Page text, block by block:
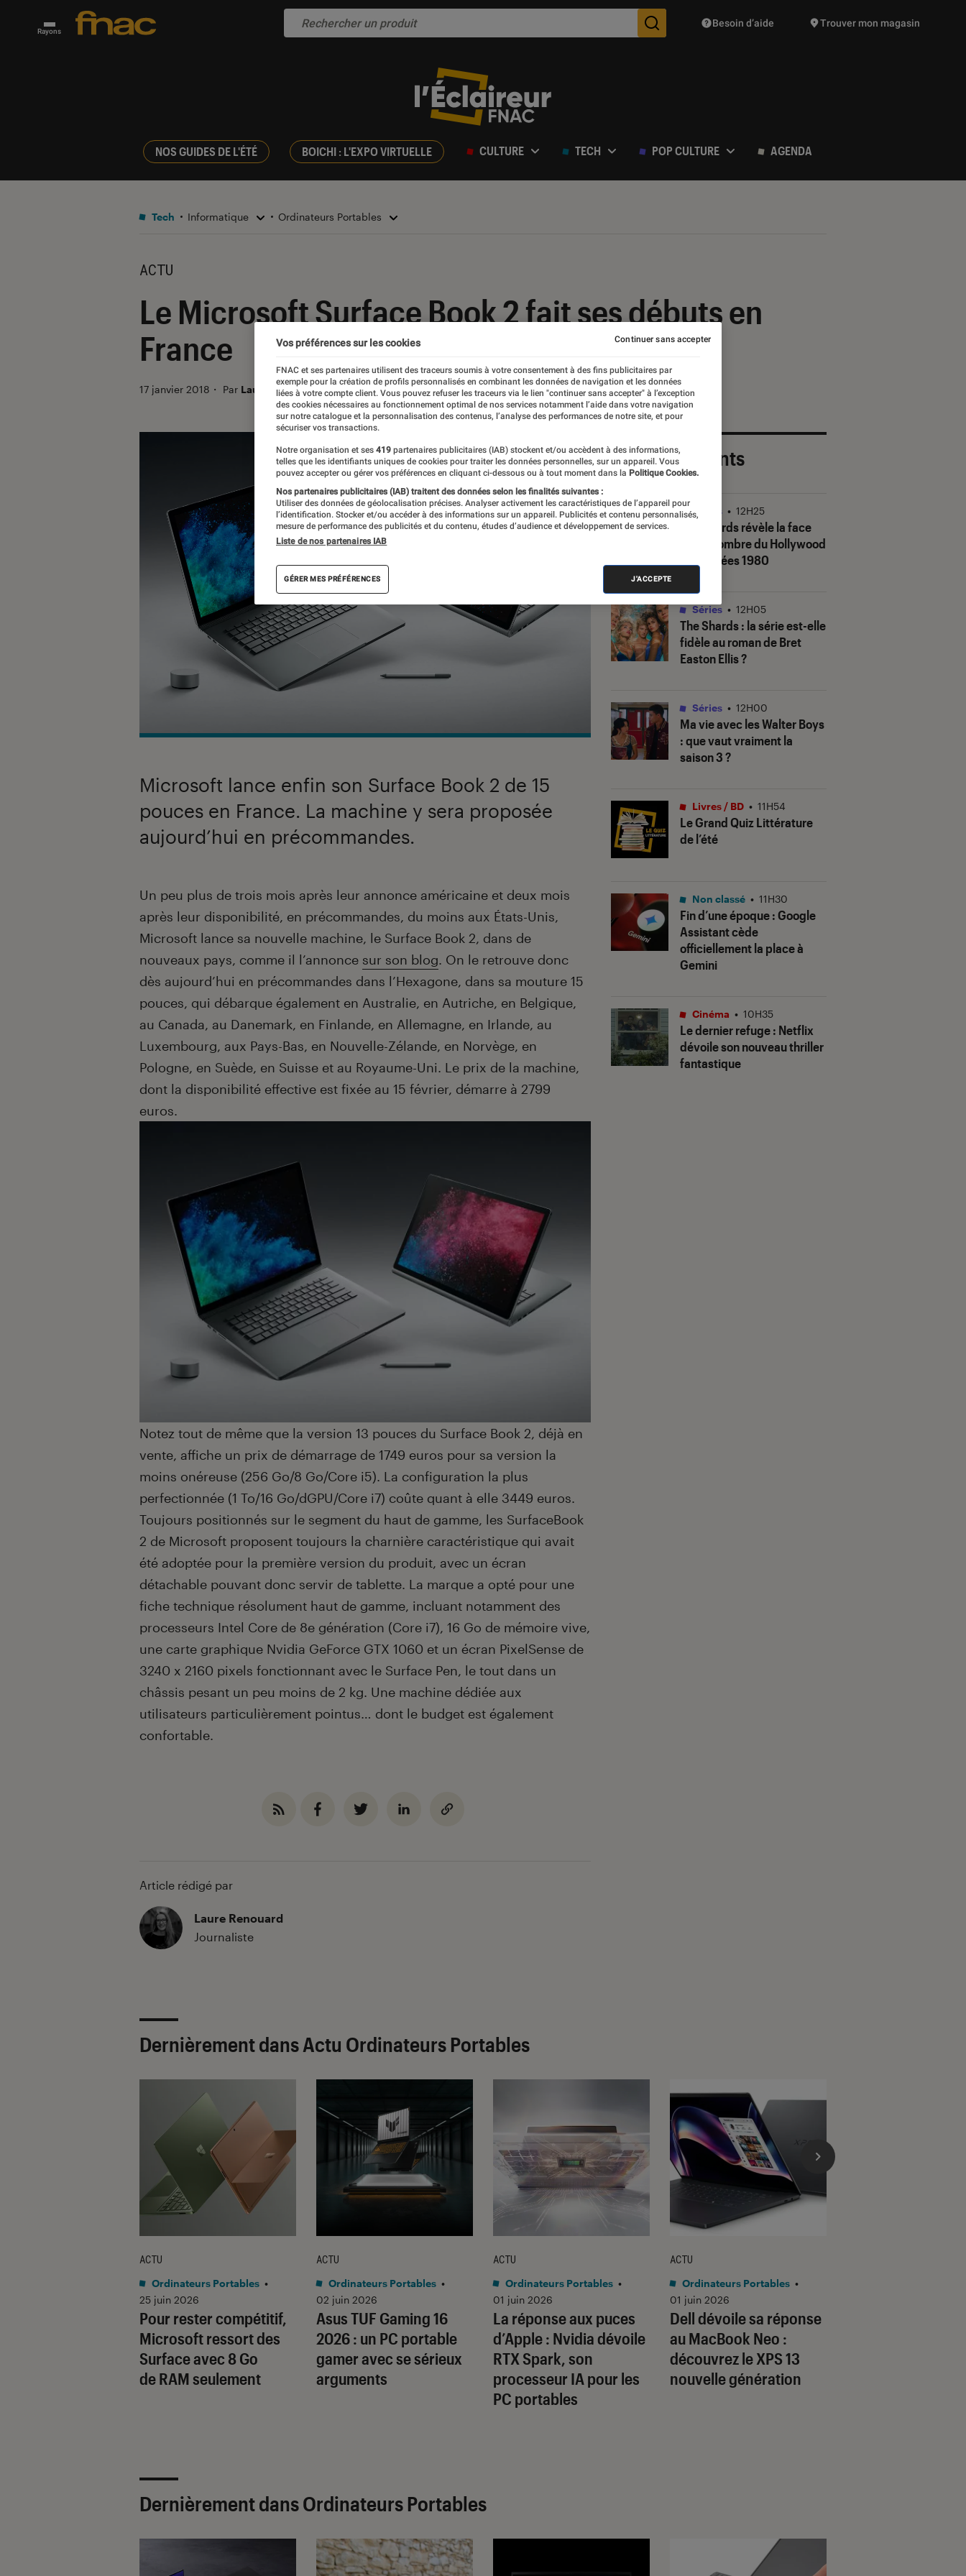
Rayons Des suggestions de produits vont vous être proposées
Besoin d’aide Trouver mon magasin
NOS GUIDES DE L'ÉTÉ BOICHI : L'EXPO VIRTUELLE CULTURE TECH POP CULTURE AGENDA
Tech Informatique Ordinateurs Portables
ACTU
Le Microsoft Surface Book 2 fait ses débuts en
France
17 janvier 2018 ・ Par Laure Renouard
Microsoft lance enfin son Surface Book 2 de 15
pouces en France. La machine y sera proposée
aujourd’hui en précommandes.
Introduction
Un peu plus de trois mois après leur annonce américaine et deux mois
après leur disponibilité, en précommandes, du moins aux États-Unis,
Microsoft lance sa nouvelle machine, le Surface Book 2, dans de
nouveaux pays, comme il l’annonce sur son blog. On le retrouve donc
dès aujourd’hui en précommandes dans l’Hexagone, dans sa mouture 15
pouces, qui débarque également en Australie, en Autriche, en Belgique,
au Canada, au Danemark, en Finlande, en Allemagne, en Irlande, au
Luxembourg, aux Pays-Bas, en Nouvelle-Zélande, en Norvège, en
Pologne, en Suède, en Suisse et au Royaume-Uni. Le prix de la machine,
dont la disponibilité effective est fixée au 15 février, démarre à 2799
euros.
Notez tout de même que la version 13 pouces du Surface Book 2, déjà en
vente, affiche un prix de démarrage de 1749 euros pour sa version la
moins onéreuse (256 Go/8 Go/Core i5). La configuration la plus
perfectionnée (1 To/16 Go/dGPU/Core i7) coûte quant à elle 3449 euros.
Toujours positionnés sur le segment du haut de gamme, les SurfaceBook
2 de Microsoft proposent toujours la charnière caractéristique qui avait
été adoptée pour la première version du produit, avec un écran
détachable pouvant donc servir de tablette. La marque a opté pour une
fiche technique résolument haut de gamme, incluant notamment des
processeurs Intel Core de 8e génération (Core i7), 16 Go de mémoire vive,
une carte graphique Nvidia GeForce GTX 1060 et un écran PixelSense de
3240 x 2160 pixels fonctionnant avec le Surface Pen, le tout dans un
châssis pesant un peu moins de 2 kg. Une machine dédiée aux
utilisateurs particulièrement pointus… dont le budget est également
confortable.
Article rédigé par
Laure Renouard
Journaliste
Les plus récents
The Shardsrévèle la face
(très) sombre du Hollywood
des années 1980
Séries • 12H25
The Shards: la série est-elle
fidèle au roman de Bret
Easton Ellis ?
Séries • 12H05
Ma vie avec les Walter Boys
: que vaut vraiment la
saison 3 ?
Séries • 12H00
Le Grand Quiz Littérature
de l’été
Livres / BD • 11H54
Fin d’une époque : Google
Assistant cède
officiellement la place à
Gemini
Non classé • 11H30
Le dernier refuge: Netflix
dévoile son nouveau thriller
fantastique
Cinéma • 10H35
Dernièrement dans Actu Ordinateurs Portables
Pour rester compétitif,
Microsoft ressort des
Surface avec 8 Go
de RAM seulement
ACTU
Ordinateurs Portables •
25 juin 2026
Asus TUF Gaming 16
2026 : un PC portable
gamer avec se sérieux
arguments
ACTU
Ordinateurs Portables •
02 juin 2026
La réponse aux puces
d’Apple : Nvidia dévoile
RTX Spark, son
processeur IA pour les
PC portables
ACTU
Ordinateurs Portables •
01 juin 2026
Dell dévoile sa réponse
au MacBook Neo :
découvrez le XPS 13
nouvelle génération
ACTU
Ordinateurs Portables •
01 juin 2026
Dernièrement dans Ordinateurs Portables
Vos préférences sur les cookies
FNAC et ses partenaires utilisent des traceurs soumis à votre consentement à des fins publicitaires par
exemple pour la création de profils personnalisés en combinant les données de navigation et les données
liées à votre compte client. Vous pouvez refuser les traceurs via le lien "continuer sans accepter" à l’exception
des cookies nécessaires au fonctionnement optimal de nos services notamment l’aide dans votre navigation
sur notre catalogue et la personnalisation des contenus, l’analyse des performances de notre site, et pour
sécuriser vos transactions.
Notre organisation et ses 419 partenaires publicitaires (IAB) stockent et/ou accèdent à des informations,
telles que les identifiants uniques de cookies pour traiter les données personnelles, sur un appareil. Vous
pouvez accepter ou gérer vos préférences en cliquant ci-dessous ou à tout moment dans la Politique Cookies.
Nos partenaires publicitaires (IAB) traitent des données selon les finalités suivantes :
Utiliser des données de géolocalisation précises. Analyser activement les caractéristiques de l’appareil pour
l’identification. Stocker et/ou accéder à des informations sur un appareil. Publicités et contenu personnalisés,
mesure de performance des publicités et du contenu, études d’audience et développement de services.
Liste de nos partenaires IAB
GÉRER MES PRÉFÉRENCES J'ACCEPTE
Continuer sans accepter